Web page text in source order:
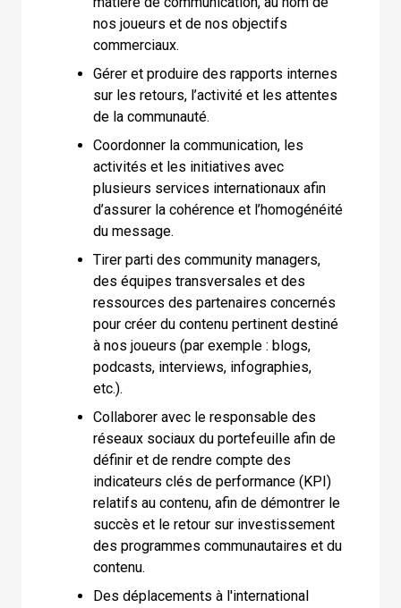
nos joueurs et de nos objectifs
commerciaux.
Gérer et produire des rapports internes
sur les retours, l’activité et les attentes
de la communauté.
Coordonner la communication, les
activités et les initiatives avec
plusieurs services internationaux afin
d’assurer la cohérence et l’homogénéité
du message.
Tirer parti des community managers,
des équipes transversales et des
ressources des partenaires concernés
pour créer du contenu pertinent destiné
à nos joueurs (par exemple : blogs,
podcasts, interviews, infographies,
etc.).
Collaborer avec le responsable des
réseaux sociaux du portefeuille afin de
définir et de rendre compte des
indicateurs clés de performance (KPI)
relatifs au contenu, afin de démontrer le
succès et le retour sur investissement
des programmes communautaires et du
contenu.
Des déplacements à l'international